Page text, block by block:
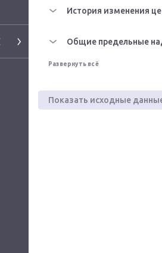
История изменения
Общие предельные
Развернуть всё
Показать исходные